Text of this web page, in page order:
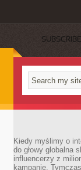
SUBSCRIBE
Kiedy myślimy o
do głowy globalna
influencerzy z
kampanie.